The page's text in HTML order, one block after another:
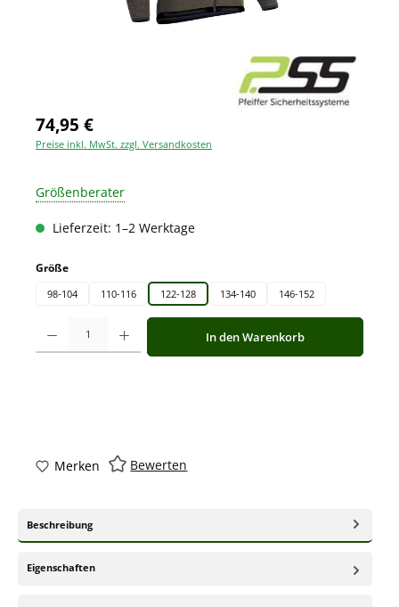
74,95 €
Preise inkl. MwSt. zzgl. Versandkosten
Größenberater
Lieferzeit: 1–2 Werktage
Größeauswählen
98-104 110-116 122-128 134-140 146-152
Produkt Anzahl: Gib den gewünschten Wert ein oder benutze die
In den Warenkorb
Merken Bewerten
Beschreibung
Eigenschaften